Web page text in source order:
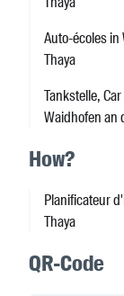
Auto-écoles
Thaya
Tankstelle,
Waidhofen an
How?
Planificateur
Thaya
QR-Code